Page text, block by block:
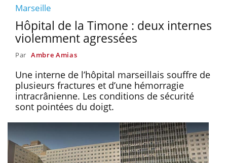
Marseille
Hôpital de la Timone : deux internes
violemment agressées
Par Ambre Amias
Une interne de l’hôpital marseillais souffre de
plusieurs fractures et d’une hémorragie
intracrânienne. Les conditions de sécurité
sont pointées du doigt.